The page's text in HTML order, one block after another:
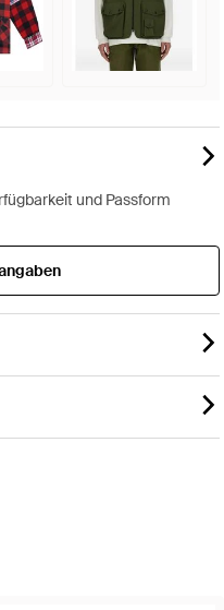
und Passform